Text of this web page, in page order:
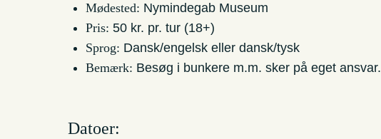
Mødested: Nymindegab Museum
Pris: 50 kr. pr. tur (18+)
Sprog: Dansk/engelsk eller dansk/tysk
Bemærk: Besøg i bunkere m.m. sker på eget ansvar.
Datoer: